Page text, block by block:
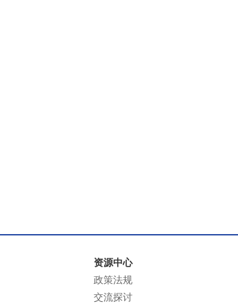
资源中心
政策法规
交流探讨